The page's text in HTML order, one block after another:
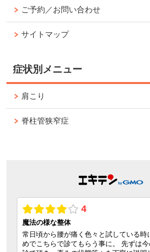
ご予約／お問い合わせ
サイトマップ
症状別メニュー
肩こり
脊柱管狭窄症